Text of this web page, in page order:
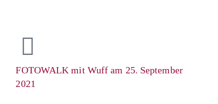
FOTOWALK mit Wuff am 25. September
2021